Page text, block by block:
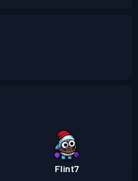
Flint7